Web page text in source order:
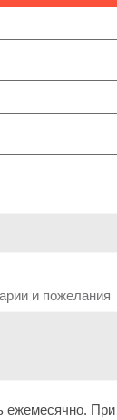
и пожелания
ежемесячно.